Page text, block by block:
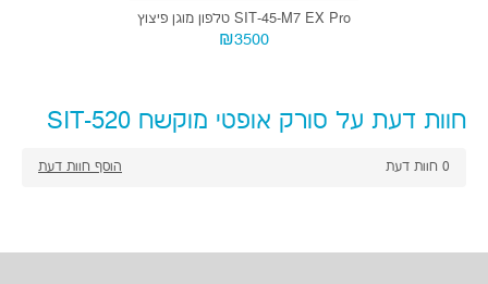
SIT-45-M7 EX Pro טלפון מוגן פיצוץ
₪3500
חוות דעת על סורק אופטי מוקשח SIT-520
0 חוות דעת הוסף חוות דעת